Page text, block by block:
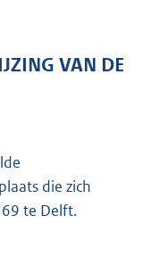
VAN DE
die zich
te Delft.